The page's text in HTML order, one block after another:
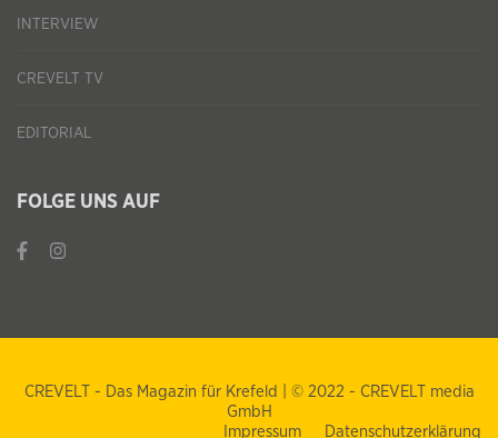
INTERVIEW
CREVELT TV
EDITORIAL
FOLGE UNS AUF
CREVELT - Das Magazin für Krefeld | © 2022 - CREVELT media
GmbH
Impressum
Datenschutzerklärung